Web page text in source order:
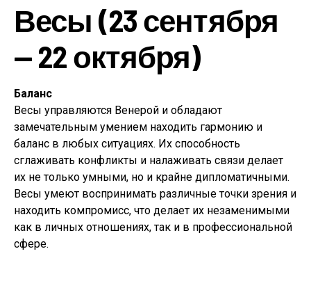
Весы (23 сентября
— 22 октября)
Баланс
Весы управляются Венерой и обладают
замечательным умением находить гармонию и
баланс в любых ситуациях. Их способность
сглаживать конфликты и налаживать связи делает
их не только умными, но и крайне дипломатичными.
Весы умеют воспринимать различные точки зрения и
находить компромисс, что делает их незаменимыми
как в личных отношениях, так и в профессиональной
сфере.